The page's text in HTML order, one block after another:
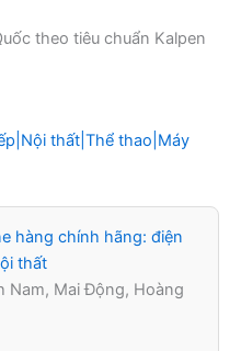
theo tiêu chuẩn Kalpen
thất|Thể thao|Máy
hàng chính hãng: điện
thất
Nam, Mai Động, Hoàng